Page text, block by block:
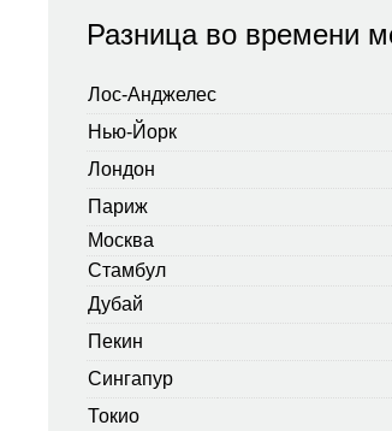
Разница во времени
Лос-Анджелес
Нью-Йорк
Лондон
Париж
Москва
Стамбул
Дубай
Пекин
Сингапур
Токио